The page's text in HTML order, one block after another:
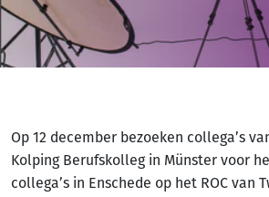
Op 12 december bezoeken collega’s
Kolping Berufskolleg in Münster voor
collega’s in Enschede op het ROC van